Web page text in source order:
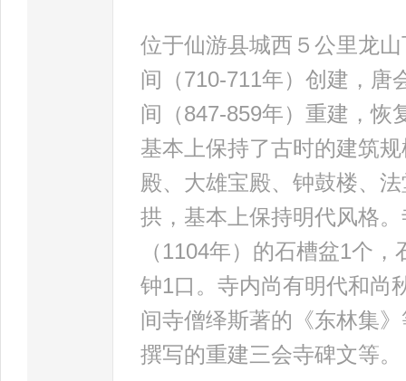
位于仙游县城西５公里龙
间（710-711年）创建，唐
间（847-859年）重建，恢
基本上保持了古时的建筑
殿、大雄宝殿、钟鼓楼、
拱，基本上保持明代风格
（1104年）的石槽盆1个
钟1口。寺内尚有明代和尚
间寺僧绎斯著的《东林集
撰写的重建三会寺碑文等。